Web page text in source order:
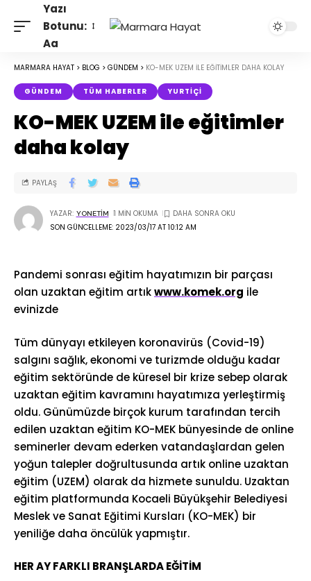
Yazı
Botunu:
Aa
MARMARA HAYAT > BLOG > GÜNDEM > KO-MEK UZEM ILE EĞITIMLER DAHA KOLAY
GÜNDEM TÜM HABERLER YURTIÇI
KO-MEK UZEM ile eğitimler
daha kolay
SON GÜNCELLEME: 2023/03/17 AT 10:12 AM
YAZAR: YONETIM 1 MIN OKUMA
PAYLAŞ
Pandemi sonrası eğitim hayatımızın bir parçası
olan uzaktan eğitim artıkwww.komek.org ile
evinizde
Tüm dünyayı etkileyen koronavirüs (Covid-19)
salgını sağlık, ekonomi ve turizmde olduğu kadar
eğitim sektöründe de küresel bir krize sebep olarak
uzaktan eğitim kavramını hayatımıza yerleştirmiş
oldu. Günümüzde birçok kurum tarafından tercih
edilen uzaktan eğitim KO-MEK bünyesinde de online
seminerler devam ederken vatandaşlardan gelen
yoğun talepler doğrultusunda artık online uzaktan
eğitim (UZEM) olarak da hizmete sunuldu. Uzaktan
eğitim platformunda Kocaeli Büyükşehir Belediyesi
Meslek ve Sanat Eğitimi Kursları (KO-MEK) bir
yeniliğe daha öncülük yapmıştır.
HER AY FARKLI BRANŞLARDA EĞİTİM